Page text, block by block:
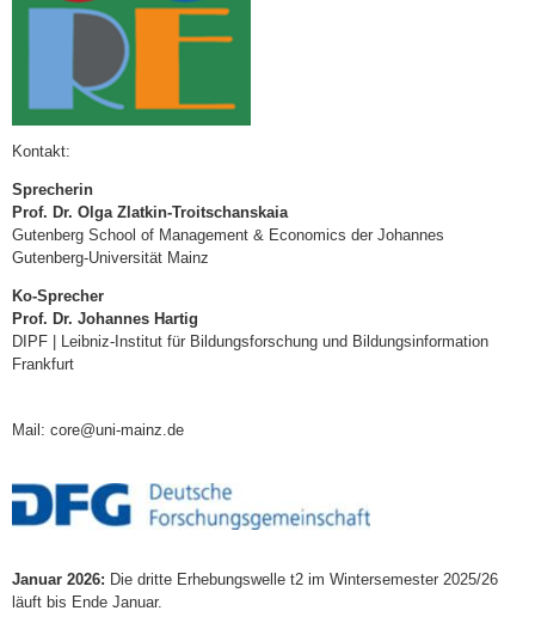
Kontakt:
Sprecherin
Prof. Dr. Olga Zlatkin-Troitschanskaia
Gutenberg School of Management & Economics der Johannes
Gutenberg-Universität Mainz
Ko-Sprecher
Prof. Dr. Johannes Hartig
DIPF | Leibniz-Institut für Bildungsforschung und Bildungsinformation
Frankfurt
Mail: core@uni-mainz.de
Januar 2026: Die dritte Erhebungswelle t2 im Wintersemester 2025/26
läuft bis Ende Januar.